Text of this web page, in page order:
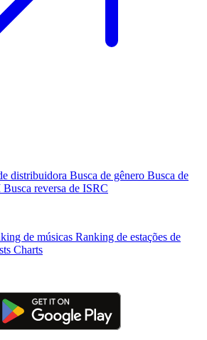
distribuidora Busca de gênero Busca de
Busca reversa de ISRC
de músicas Ranking de estações de
Charts